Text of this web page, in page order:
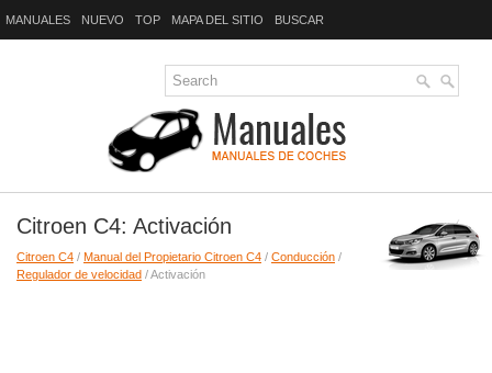
MANUALES NUEVO TOP MAPA DEL SITIO BUSCAR
Citroen C4: Activación
Citroen C4 / Manual del Propietario Citroen C4 / Conducción /
Regulador de velocidad / Activación